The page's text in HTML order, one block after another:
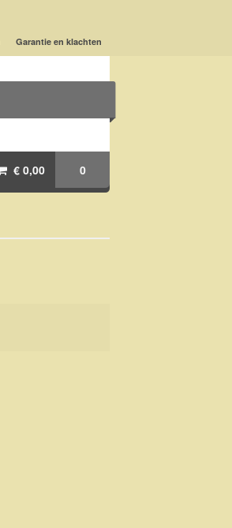
Garantie en klachten
€ 0,00 0